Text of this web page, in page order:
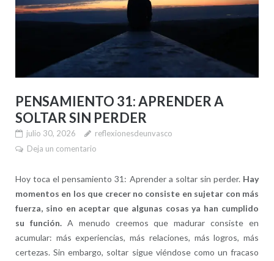
PENSAMIENTO 31: APRENDER A
SOLTAR SIN PERDER
julio 30, 2026
reflexionesdeunvasco
Deja un comentario
Hoy toca el pensamiento 31: Aprender a soltar sin perder. Hay
momentos en los que crecer no consiste en sujetar con más
fuerza, sino en aceptar que algunas cosas ya han cumplido
su función.A menudo creemos que madurar consiste en
acumular: más experiencias, más relaciones, más logros, más
certezas. Sin embargo, soltar sigue viéndose como un fracaso